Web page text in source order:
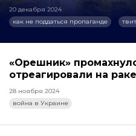
20 декабря 2024
как не поддаться пропаганде
«Орешник»
отреагировали на
28 ноября 2024
война в Украине